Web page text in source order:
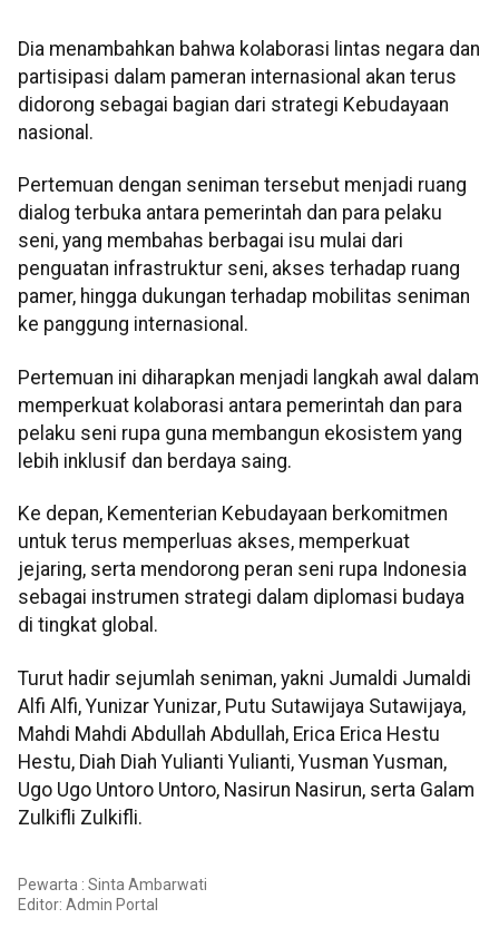
Dia menambahkan bahwa kolaborasi lintas negara dan
partisipasi dalam pameran internasional akan terus
didorong sebagai bagian dari strategi Kebudayaan
nasional.
Pertemuan dengan seniman tersebut menjadi ruang
dialog terbuka antara pemerintah dan para pelaku
seni, yang membahas berbagai isu mulai dari
penguatan infrastruktur seni, akses terhadap ruang
pamer, hingga dukungan terhadap mobilitas seniman
ke panggung internasional.
Pertemuan ini diharapkan menjadi langkah awal dalam
memperkuat kolaborasi antara pemerintah dan para
pelaku seni rupa guna membangun ekosistem yang
lebih inklusif dan berdaya saing.
Ke depan, Kementerian Kebudayaan berkomitmen
untuk terus memperluas akses, memperkuat
jejaring, serta mendorong peran seni rupa Indonesia
sebagai instrumen strategi dalam diplomasi budaya
di tingkat global.
Turut hadir sejumlah seniman, yakni Jumaldi Jumaldi
Alfi Alfi, Yunizar Yunizar, Putu Sutawijaya Sutawijaya,
Mahdi Mahdi Abdullah Abdullah, Erica Erica Hestu
Hestu, Diah Diah Yulianti Yulianti, Yusman Yusman,
Ugo Ugo Untoro Untoro, Nasirun Nasirun, serta Galam
Zulkifli Zulkifli.
Pewarta : Sinta Ambarwati
Editor: Admin Portal